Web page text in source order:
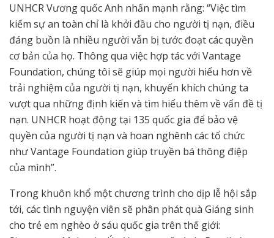
UNHCR Vương quốc Anh nhấn mạnh rằng: “Việc tìm
kiếm sự an toàn chỉ là khởi đầu cho người tị nạn, điều
đáng buồn là nhiều người vẫn bị tước đoạt các quyền
cơ bản của họ. Thông qua việc hợp tác với Vantage
Foundation, chúng tôi sẽ giúp mọi người hiểu hơn về
trải nghiệm của người tị nạn, khuyến khích chúng ta
vượt qua những định kiến và tìm hiểu thêm về vấn đề tị
nạn. UNHCR hoạt động tại 135 quốc gia để bảo vệ
quyền của người tị nạn và hoan nghênh các tổ chức
như Vantage Foundation giúp truyền bá thông điệp
của mình”.
Trong khuôn khổ một chương trình cho dịp lễ hội sắp
tới, các tình nguyện viên sẽ phân phát quà Giáng sinh
cho trẻ em nghèo ở sáu quốc gia trên thế giới: